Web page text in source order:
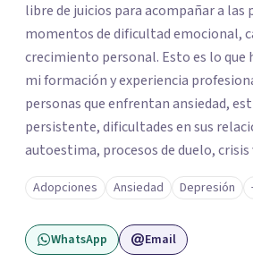
libre de juicios para acompañar a las
momentos de dificultad emocional,
crecimiento personal. Esto es lo que hago. A lo
mi formación y experiencia
personas que enfrentan ansiedad,
persistente, dificultades en sus
autoestima, procesos de duelo,
relacionados con la adaptación a
Mi enfoque se basa en la escucha
la historia de cada persona y el
desarrollar herramientas que
Adopciones Ansiedad Depresión
WhatsApp Email